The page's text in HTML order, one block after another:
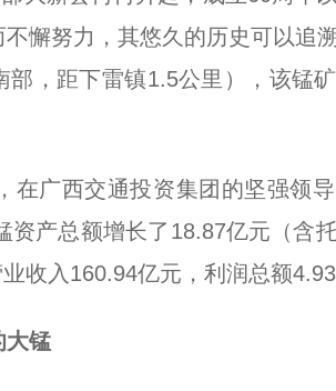
懈努力，其悠久的历史可以追
部，距下雷镇1.5公里），该锰
在广西交通投资集团的坚强领
资产总额增长了18.87亿元（含
收入160.94亿元，利润总额4.93
大锰